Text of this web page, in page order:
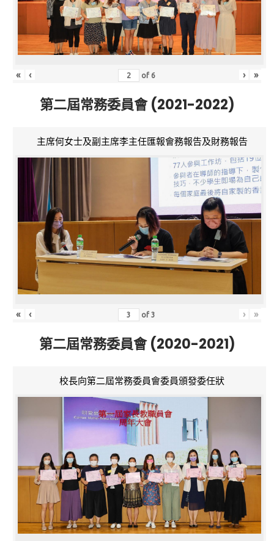
« ‹ of 6 › »
第二屆常務委員會 (2021-2022)
主席何女士及副主席李主任匯報會務報告及財務報告
« ‹ of3 › »
第二屆常務委員會 (2020-2021)
校長向第二屆常務委員會委員頒發委任狀